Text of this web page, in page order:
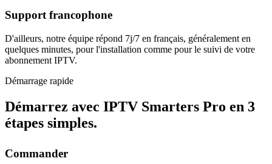
Support francophone
D'ailleurs, notre équipe répond 7j/7 en français, généralement en
quelques minutes, pour l'installation comme pour le suivi de votre
abonnement IPTV.
Démarrage rapide
Démarrez avec IPTV Smarters Pro en 3
étapes simples.
Commander